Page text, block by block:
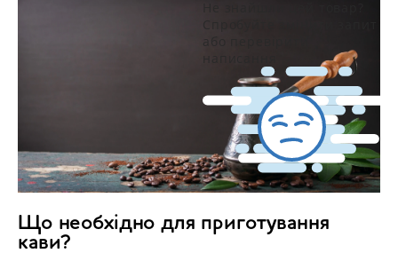
написання
Що необхідно для приготування
кави?